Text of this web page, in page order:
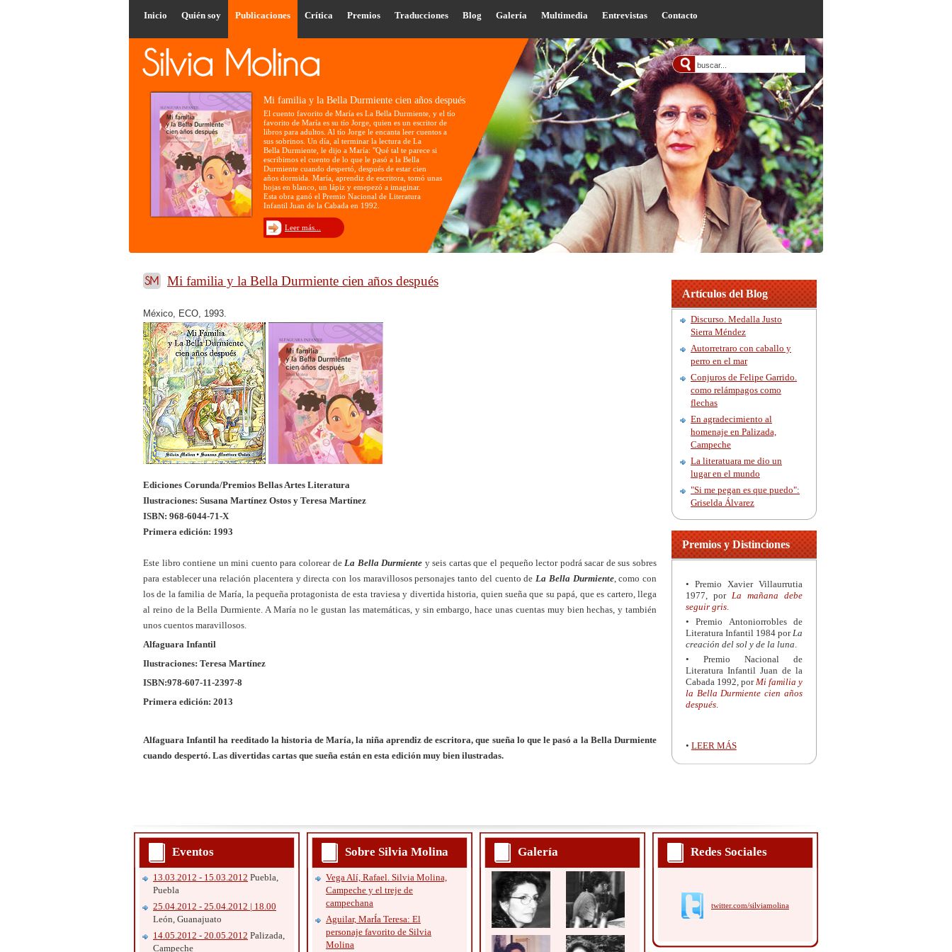
Inicio Quién soy Publicaciones Crítica Premios Traducciones Blog Galería Multimedia Entrevistas Contacto
Mi familia y la Bella Durmiente cien años después
El cuento favorito de María es La Bella Durmiente, y el tío
favorito de María es su tío Jorge, quien es un escritor de
libros para adultos. Al tío Jorge le encanta leer cuentos a
sus sobrinos. Un día, al terminar la lectura de La
Bella Durmiente, le dijo a María: "Qué tal te parece si
escribimos el cuento de lo que le pasó a la Bella
Durmiente cuando despertó, después de estar cien
años dormida. María, aprendiz de escritora, tomó unas
hojas en blanco, un lápiz y emepezó a imaginar.
Esta obra ganó el Premio Nacional de Literatura
Infantil Juan de la Cabada en 1992.
Leer más...
Mi familia y la Bella Durmiente cien años después
México, ECO, 1993.
Ediciones Corunda/Premios Bellas Artes Literatura
Ilustraciones: Susana Martínez Ostos y Teresa Martínez
ISBN: 968-6044-71-X
Primera edición: 1993
Este libro contiene un mini cuento para colorear deLa Bella Durmiente y seis cartas que el pequeño lector podrá sacar de sus sobres
para establecer una relación placentera y directa con los maravillosos personajes tanto del cuento deLa Bella Durmiente, como con
los de la familia de María, la pequeña protagonista de esta traviesa y divertida historia, quien sueña que su papá, que es cartero, llega
al reino de la Bella Durmiente. A María no le gustan las matemáticas, y sin embargo, hace unas cuentas muy bien hechas, y también
unos cuentos maravillosos.
Alfaguara Infantil
Ilustraciones: Teresa Martínez
ISBN:978-607-11-2397-8
Primera edición: 2013
Alfaguara Infantil ha reeditado la historia de María, la niña aprendiz de escritora, que sueña lo que le pasó a la Bella Durmiente
cuando despertó. Las divertidas cartas que sueña están en esta edición muy bien ilustradas.
Artículos del Blog
Discurso. Medalla Justo
Sierra Méndez
Autorretraro con caballo y
perro en el mar
Conjuros de Felipe Garrido.
como relámpagos como
flechas
En agradecimiento al
homenaje en Palizada,
Campeche
La literatuara me dio un
lugar en el mundo
"Si me pegan es que puedo":
Griselda Álvarez
Premios y Distinciones
• Premio Xavier Villaurrutia
1977, por
La mañana debe
seguir gris.
• Premio Antoniorrobles de
Literatura Infantil 1984 por La
creación del sol y de la luna
• Premio Nacional de
Literatura Infantil Juan de la
Cabada 1992, por Mi familia y
la Bella Durmiente cien años
después.
• LEER MÁS
Eventos
13.03.2012 - 15.03.2012 Puebla,
Puebla
25.04.2012 - 25.04.2012 | 18.00
León, Guanajuato
14.05.2012 - 20.05.2012 Palizada,
Campeche
Sobre Silvia Molina
Vega Alí, Rafael. Silvia Molina,
Campeche y el treje de
campechana
Aguilar, MarÍa Teresa: El
personaje favorito de Silvia
Molina
Galería Redes Sociales
twitter.com/silviamolina